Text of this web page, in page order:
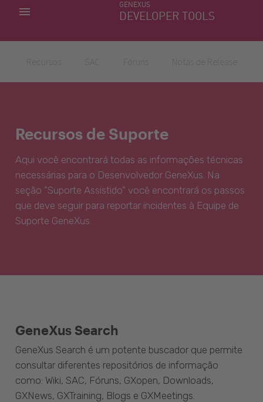
GENEXUS
DEVELOPER TOOLS
MINHAS APLICACÕES
Recursos de Suporte
Aqui você encontrará todas as informações técnicas
necessárias para o Desenvolvedor GeneXus. Na
seção "Suporte Assistido" você encontrará os passos
que deve seguir para reportar incidentes à Equipe de
Suporte GeneXus.
GeneXus Search
GeneXus Search é um potente buscador que permite
consultar diferentes repositórios de informação
como: Wiki, SAC, Fóruns, GXopen, Downloads,
GXNews, GXTraining, Blogs e GXMeetings.